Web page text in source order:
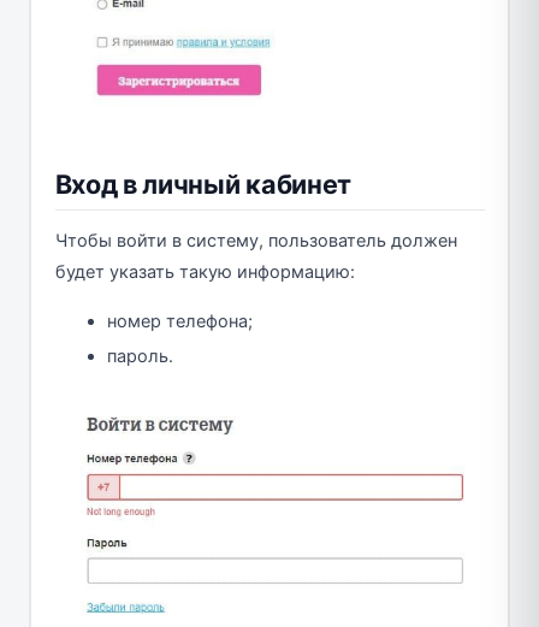
Вход в личный кабинет
Чтобы войти в систему, пользователь должен
будет указать такую информацию:
номер телефона;
пароль.